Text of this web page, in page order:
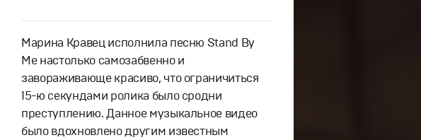
Марина Кравец исполнила песню Stand By
Me настолько самозабвенно и
завораживающе красиво, что ограничиться
15-ю секундами ролика было сродни
преступлению. Данное музыкальное видео
было вдохновлено другим известным